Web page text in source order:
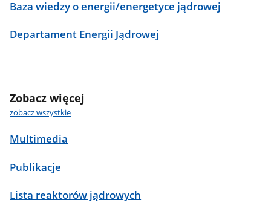
Baza wiedzy o energii/energetyce jądrowej
Departament Energii Jądrowej
Zobacz więcej
zobacz wszystkie
Multimedia
Publikacje
Lista reaktorów jądrowych